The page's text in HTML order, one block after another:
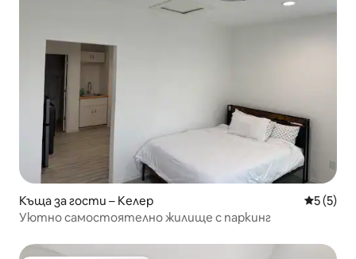
Къща за гости – Келер Средна
5 (5)
Уютно самостоятелно жилище с паркинг